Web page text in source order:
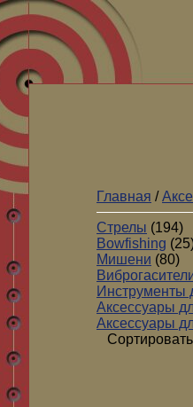
Главная /
Стрелы (194)
Bowfishing
Мишени (80)
Инструменты
Аксессуары
Аксессуары